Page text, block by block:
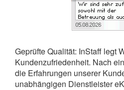
Geprüfte Qualität: InStaff legt
Kundenzufriedenheit. Nach
die Erfahrungen unserer
unabhängigen Dienstleister